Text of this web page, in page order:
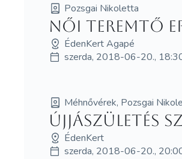
Pozsgai Nikoletta
Női Teremtő
ÉdenKert Agapé
szerda, 2018-06-20.,
Méhnővérek, Pozsgai
Újjászületés
ÉdenKert
szerda, 2018-06-20.,